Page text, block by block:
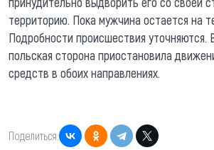
территорию. Пока мужчина остается на
Подробности происшествия уточняются.
польская сторона приостановила
средств в обоих направлениях.
Поделиться: